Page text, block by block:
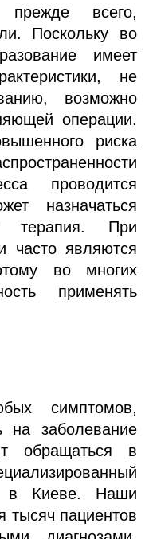
прежде всего,
Поскольку во
имеет
не
возможно
операции.
риска
проводится
назначаться
терапия. При
часто являются
во многих
применять
симптомов,
на заболевание
обращаться в
в Киеве. Наши
тысяч пациентов